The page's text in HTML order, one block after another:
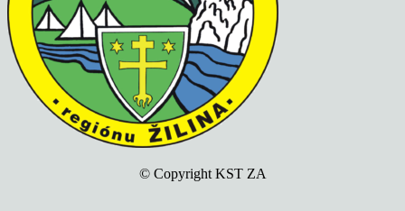
© Copyright KST ZA